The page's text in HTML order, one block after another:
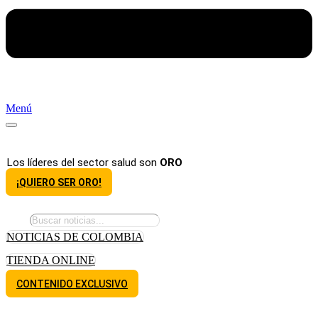
Menú
Los líderes del sector salud son ORO
¡QUIERO SER ORO!
NOTICIAS DE COLOMBIA
TIENDA ONLINE
CONTENIDO EXCLUSIVO